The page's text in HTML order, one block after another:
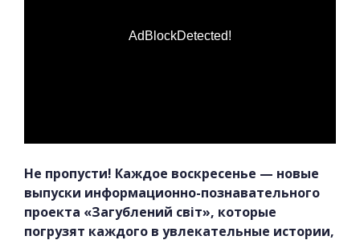
AdBlockDetected!
Не пропусти! Каждое воскресенье — новые
выпуски информационно-познавательного
проекта «Загублений світ», которые
погрузят каждого в увлекательные истории,